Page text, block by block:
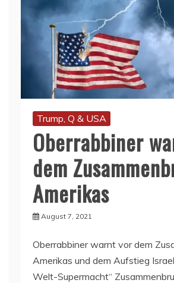
Trump, Q & USA
Oberrabbiner
dem
Amerikas
August 7, 2021
Oberrabbiner warnt vor dem
Amerikas und dem Aufstieg
Welt-Supermacht“